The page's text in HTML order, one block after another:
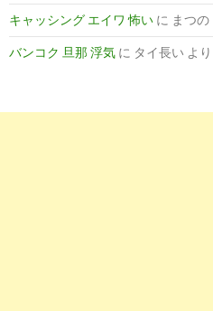
キャッシング エイワ 怖い に まつの
バンコク 旦那 浮気 に タイ長い より